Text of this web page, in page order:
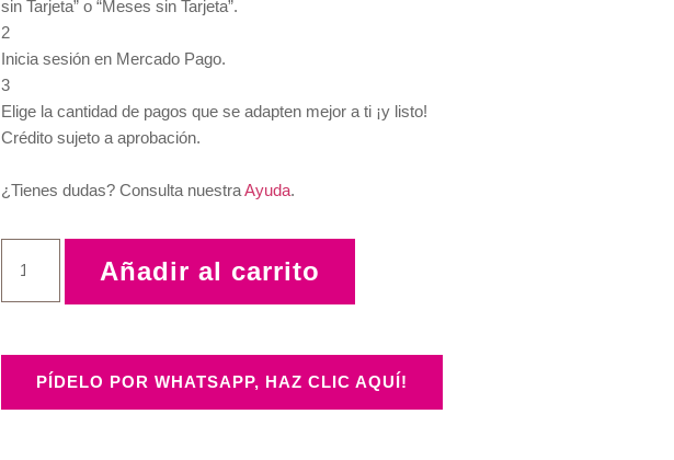
sin Tarjeta” o “Meses sin Tarjeta”.
2
Inicia sesión en Mercado Pago.
3
Elige la cantidad de pagos que se adapten mejor a ti ¡y listo!
Crédito sujeto a aprobación.
¿Tienes dudas? Consulta nuestraAyuda.
Añadir al carrito
PÍDELO POR WHATSAPP, HAZ CLIC AQUÍ!